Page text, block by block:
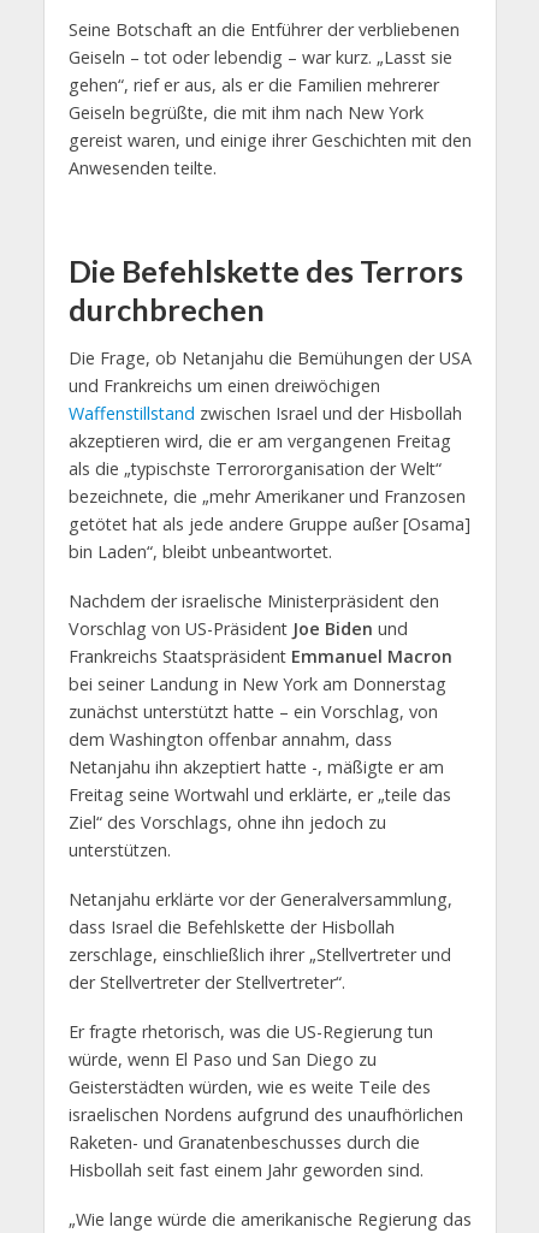
Seine Botschaft an die Entführer der verbliebenen
Geiseln – tot oder lebendig – war kurz. „Lasst sie
gehen“, rief er aus, als er die Familien mehrerer
Geiseln begrüßte, die mit ihm nach New York
gereist waren, und einige ihrer Geschichten mit den
Anwesenden teilte.
Die Befehlskette des Terrors
durchbrechen
Die Frage, ob Netanjahu die Bemühungen der USA
und Frankreichs um einen dreiwöchigen
Waffenstillstand zwischen Israel und der Hisbollah
akzeptieren wird, die er am vergangenen Freitag
als die „typischste Terrororganisation der Welt“
bezeichnete, die „mehr Amerikaner und Franzosen
getötet hat als jede andere Gruppe außer [Osama]
bin Laden“, bleibt unbeantwortet.
Nachdem der israelische Ministerpräsident den
Vorschlag von US-Präsident Joe Biden und
Frankreichs Staatspräsident Emmanuel Macron
bei seiner Landung in New York am Donnerstag
zunächst unterstützt hatte – ein Vorschlag, von
dem Washington offenbar annahm, dass
Netanjahu ihn akzeptiert hatte -, mäßigte er am
Freitag seine Wortwahl und erklärte, er „teile das
Ziel“ des Vorschlags, ohne ihn jedoch zu
unterstützen.
Netanjahu erklärte vor der Generalversammlung,
dass Israel die Befehlskette der Hisbollah
zerschlage, einschließlich ihrer „Stellvertreter und
der Stellvertreter der Stellvertreter“.
Er fragte rhetorisch, was die US-Regierung tun
würde, wenn El Paso und San Diego zu
Geisterstädten würden, wie es weite Teile des
israelischen Nordens aufgrund des unaufhörlichen
Raketen- und Granatenbeschusses durch die
Hisbollah seit fast einem Jahr geworden sind.
„Wie lange würde die amerikanische Regierung das